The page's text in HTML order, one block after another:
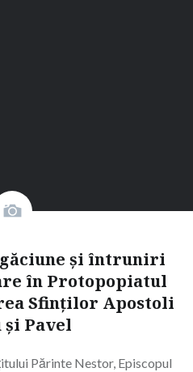
și întruniri
în Protopopiatul
Sfinților Apostoli
Pavel
Părinte Nestor, Episcopul